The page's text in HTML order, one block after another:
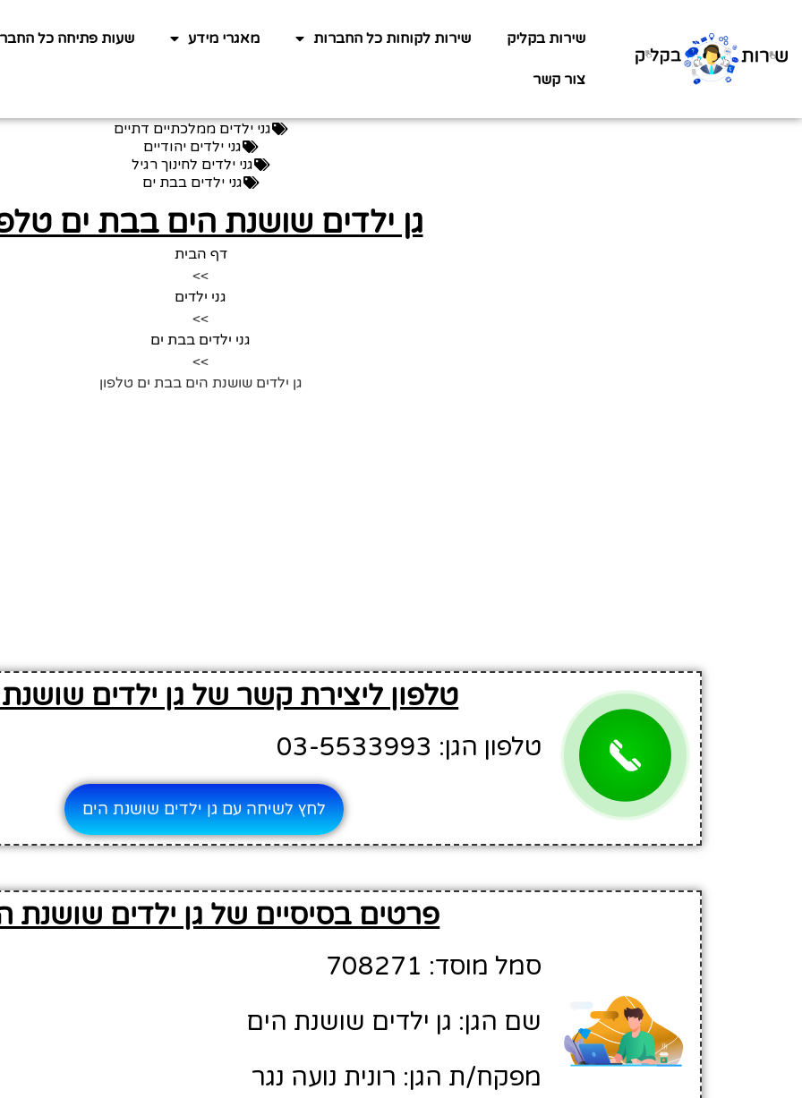
שירות בקליק שירות לקוחות כל החברות מאגרי מידע שעות פתיחה כל
צור קשר
גני ילדים ממלכתיים דתיים
גני ילדים יהודיים
גני ילדים לחינוך רגיל
גני ילדים בבת ים
גן ילדים שושנת הים בבת ים
דף הבית
>>
גני ילדים
>>
גני ילדים בבת ים
>>
גן ילדים שושנת הים בבת ים טלפון
טלפון ליצירת קשר של גן ילדים
טלפון הגן: 03-5533993
לחץ לשיחה עם גן ילדים שושנת הים
פרטים בסיסיים של גן ילדים שושנת
סמל מוסד: 708271
שם הגן: גן ילדים שושנת הים
מפקח/ת הגן: רונית נועה נגר